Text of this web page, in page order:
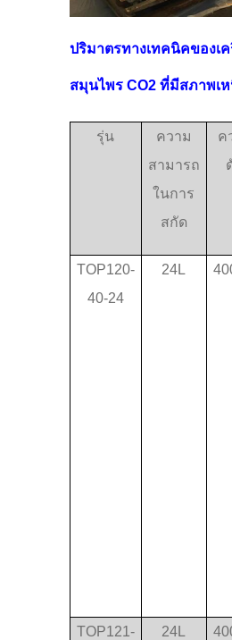
ปริมาตรทางเทคนิคของเ
สมุนไพร CO2 ที่มีสภาพเ
รุ่น
ความ
สามารถ
ในการ
สกัด
ค
TOP120-
40-24
24L
TOP121-
24L